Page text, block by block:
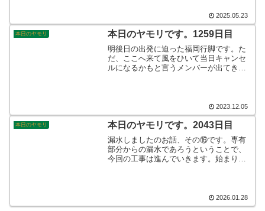
なこんなで、本日のヤモリです。2025.05.23
本日のヤモリ 本日のヤモリです。1259日目
明後日の出発に迫った福岡行脚です。た
だ、ここへ来て風をひいて当日キャンセ
ルになるかもと言うメンバーが出てきま
2023.12.05
本日のヤモリ 本日のヤモリです。2043日目
漏水しましたのお話、その⑯です。専有
部分からの漏水であろうということで、
今回の工事は進んでいきます。始まりは
この不便から抜け出せるのか？！と詰問
される日々でございます苦笑。そんなこ
2026.01.28